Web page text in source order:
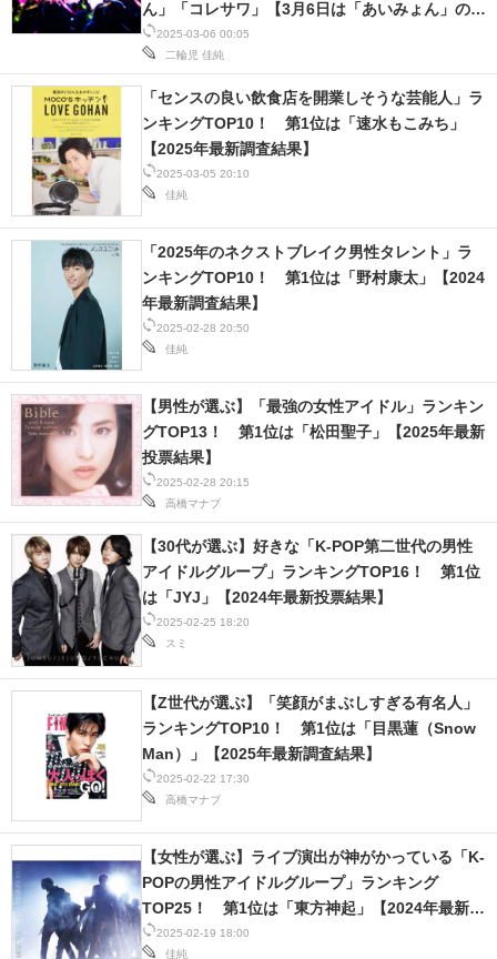
2025-03-06 00:05
二輪児 佳純
ん」「コレサワ」【3月6日は「あいみょん」の誕
生日】
2025-03-05 20:10
佳純
「センスの良い飲食店を開業しそうな芸能人」ラ
ンキングTOP10！ 第1位は「速水もこみち」
【2025年最新調査結果】
2025-02-28 20:50
佳純
「2025年のネクストブレイク男性タレント」ラ
ンキングTOP10！ 第1位は「野村康太」【2024
年最新調査結果】
2025-02-28 20:15
高橋マナブ
【男性が選ぶ】「最強の女性アイドル」ランキン
グTOP13！ 第1位は「松田聖子」【2025年最新
投票結果】
2025-02-25 18:20
スミ
【30代が選ぶ】好きな「K-POP第二世代の男性
アイドルグループ」ランキングTOP16！ 第1位
は「JYJ」【2024年最新投票結果】
2025-02-22 17:30
高橋マナブ
【Z世代が選ぶ】「笑顔がまぶしすぎる有名人」
ランキングTOP10！ 第1位は「目黒蓮（Snow
Man）」【2025年最新調査結果】
2025-02-19 18:00
佳純
【女性が選ぶ】ライブ演出が神がかっている「K-
POPの男性アイドルグループ」ランキング
TOP25！ 第1位は「東方神起」【2024年最新投
票結果】